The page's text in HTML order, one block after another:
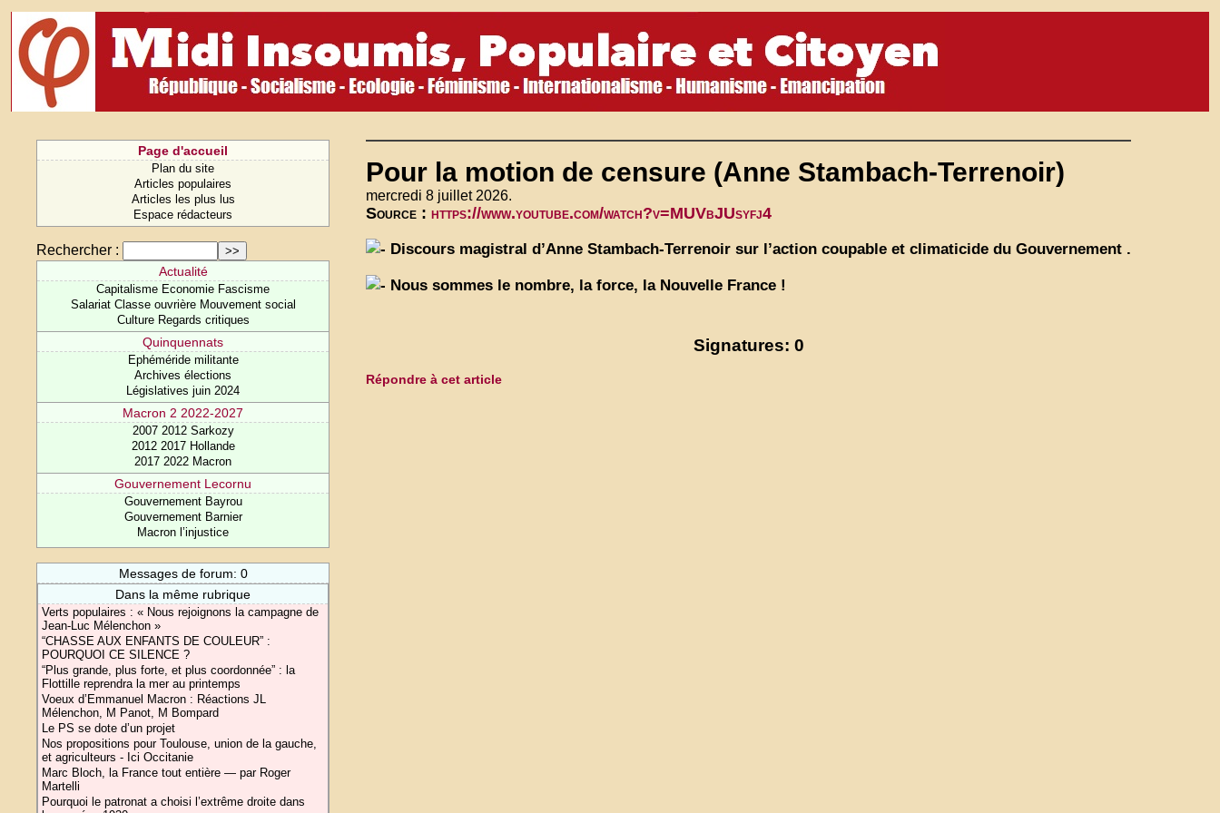
Page d'accueil
Plan du site
Articles populaires
Articles les plus lus
Espace rédacteurs
Rechercher :
Actualité
Capitalisme Economie Fascisme
Salariat Classe ouvrière Mouvement social
Culture Regards critiques
Quinquennats
Ephéméride militante
Archives élections
Législatives juin 2024
Macron 2 2022-2027
2007 2012 Sarkozy
2012 2017 Hollande
2017 2022 Macron
Gouvernement Lecornu
Gouvernement Bayrou
Gouvernement Barnier
Macron l’injustice
Messages de forum: 0
Dans la même rubrique
Verts populaires : « Nous rejoignons la campagne de
Jean-Luc Mélenchon »
“CHASSE AUX ENFANTS DE COULEUR” :
POURQUOI CE SILENCE ?
“Plus grande, plus forte, et plus coordonnée” : la
Flottille reprendra la mer au printemps
Voeux d’Emmanuel Macron : Réactions JL
Mélenchon, M Panot, M Bompard
Le PS se dote d’un projet
Nos propositions pour Toulouse, union de la gauche,
et agriculteurs - Ici Occitanie
Marc Bloch, la France tout entière — par Roger
Martelli
Pourquoi le patronat a choisi l’extrême droite dans
Pour la motion de censure (Anne Stambach-Terrenoir)
mercredi 8 juillet 2026.
Source :https://www.youtube.com/watch?v=MUVbJUsyfj4
Discours magistral d’Anne Stambach-Terrenoir sur l’action coupable et climaticide du Gouvernement .
Nous sommes le nombre, la force, la Nouvelle France !
Signatures: 0
Répondre à cet article